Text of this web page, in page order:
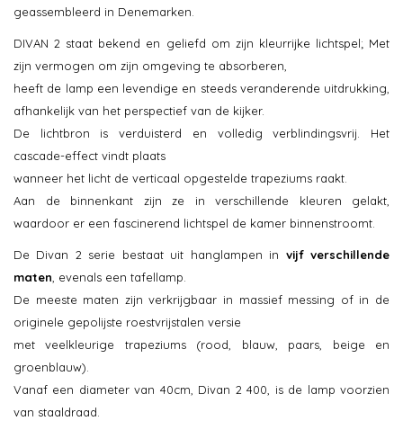
geassembleerd in Denemarken.
DIVAN 2 staat bekend en geliefd om zijn kleurrijke lichtspel; Met
zijn vermogen om zijn omgeving te absorberen,
heeft de lamp een levendige en steeds veranderende uitdrukking,
afhankelijk van het perspectief van de kijker.
De lichtbron is verduisterd en volledig verblindingsvrij. Het
cascade-effect vindt plaats
wanneer het licht de verticaal opgestelde trapeziums raakt.
Aan de binnenkant zijn ze in verschillende kleuren gelakt,
waardoor er een fascinerend lichtspel de kamer binnenstroomt.
De Divan 2 serie bestaat uit hanglampen in vijf verschillende
maten, evenals een tafellamp.
De meeste maten zijn verkrijgbaar in massief messing of in de
originele gepolijste roestvrijstalen versie
met veelkleurige trapeziums (rood, blauw, paars, beige en
groenblauw).
Vanaf een diameter van 40cm, Divan 2 400, is de lamp voorzien
van staaldraad.